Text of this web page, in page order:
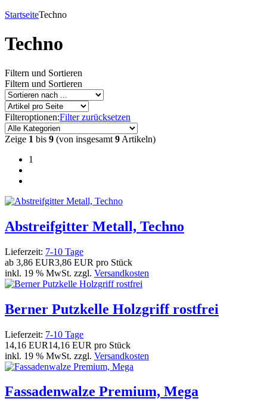
StartseiteTechno
Techno
Filtern und Sortieren
Filtern und Sortieren
Filteroptionen:Filter zurücksetzen
Zeige 1 bis 9 (von insgesamt 9 Artikeln)
1
Abstreifgitter Metall, Techno
Lieferzeit: 7-10 Tage
ab 3,86 EUR3,86 EUR pro Stück
inkl. 19 % MwSt. zzgl. Versandkosten
Berner Putzkelle Holzgriff rostfrei
Lieferzeit: 7-10 Tage
14,16 EUR14,16 EUR pro Stück
inkl. 19 % MwSt. zzgl. Versandkosten
Fassadenwalze Premium, Mega